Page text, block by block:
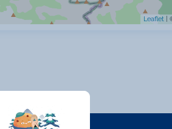
Leaflet |